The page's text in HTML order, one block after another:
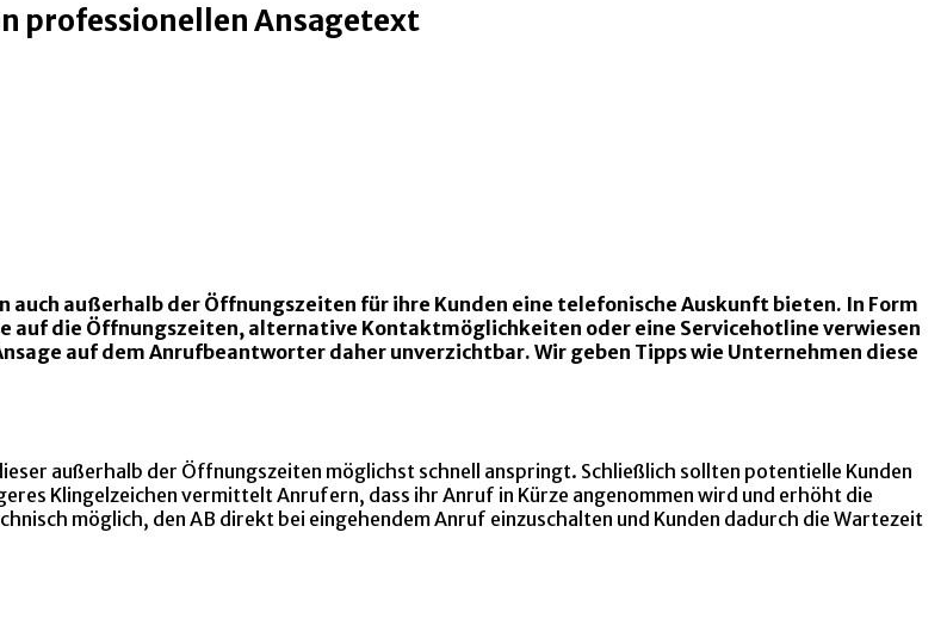
professionellen Ansagetext
außerhalb der Öffnungszeiten für ihre Kunden eine telefonische Auskunft bieten. In Form
auf die Öffnungszeiten, alternative Kontaktmöglichkeiten oder eine Servicehotline verwiesen
auf dem Anrufbeantworter daher unverzichtbar. Wir geben Tipps wie Unternehmen diese
außerhalb der Öffnungszeiten möglichst schnell anspringt. Schließlich sollten potentielle Kunden
Klingelzeichen vermittelt Anrufern, dass ihr Anruf in Kürze angenommen wird und erhöht die
möglich, den AB direkt bei eingehendem Anruf einzuschalten und Kunden dadurch die Wartezeit